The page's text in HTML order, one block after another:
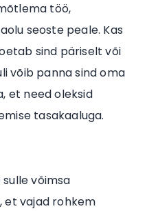
töö,
seoste peale. Kas
sind päriselt või
võib panna sind oma
et need oleksid
tasakaaluga.
võimsa
et vajad rohkem